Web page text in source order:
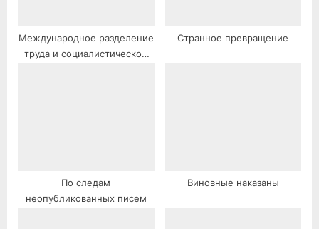
Международное разделение
труда и социалистическое
Странное превращение
По следам
неопубликованных писем
Виновные наказаны